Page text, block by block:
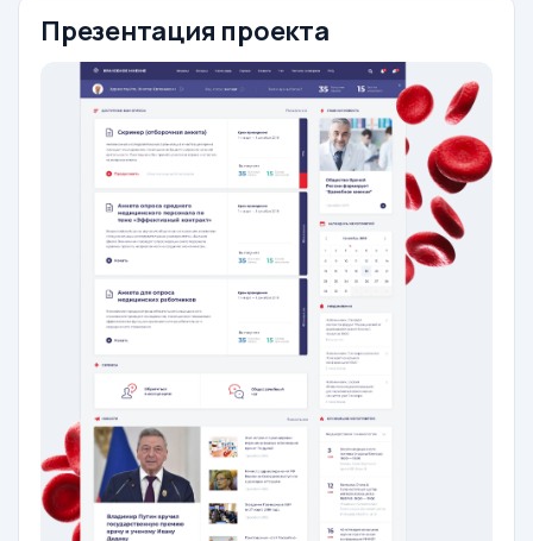
Презентация проекта